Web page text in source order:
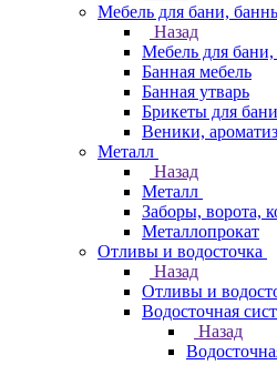
Мебель для бани,
Назад
Мебель для
Банная мебель
Банная утварь
Брикеты для бани
Веники,
Металл
Назад
Металл
Заборы, ворота,
Металлопрокат
Отливы и водосточка
Назад
Отливы и
Водосточная
Назад